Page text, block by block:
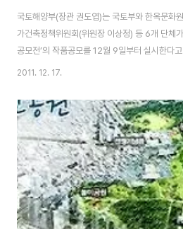
국토해양부(장관 권도엽)는 국토부와 한옥문화
가건축정책위원회(위원장 이상정) 등 6개 단체
공모전’의 작품공모를 12월 9일부터 실시한다
는‘한옥사진 공모전’의 주제는 “내가 살고싶은
과 미를 알리는 한편, 한옥에 대한 국민적 관심
마련하기 위해 기획되었다. 이번 ‘한옥사진 공모
는 사람(거주 외국인 포함)이면 누구나 참여가
일정 등 자세한 내용을 공모전 홈페이지
photocompe.or.kr)를 ..
2011. 12. 17.